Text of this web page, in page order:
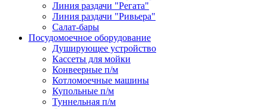
Линия раздачи "Регата"
Линия раздачи "Ривьера"
Салат-бары
Посудомоечное оборудование
Душирующее устройство
Кассеты для мойки
Конвеерные п/м
Котломоечные машины
Купольные п/м
Туннельная п/м